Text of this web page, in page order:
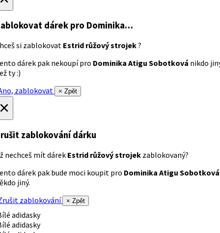
dárek pro Dominika…
si zablokovat Estrid růžový strojek?
dárek pak nekoupí pro Dominika Atigu Sobotková nikdo
ty :)
zablokovat
× Zpět
zablokování dárku
nechceš mít dárek Estrid růžový strojek zablokovaný?
dárek pak bude moci koupit pro Dominika Atigu Sobotková
jiný.
zablokování
× Zpět